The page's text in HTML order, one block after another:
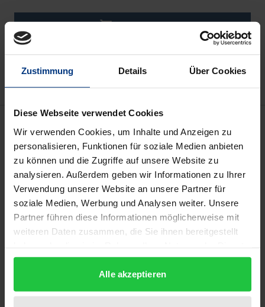
Zustimmung Details Über Cookies
Diese Webseite verwendet Cookies
Wir verwenden Cookies, um Inhalte und Anzeigen zu
personalisieren, Funktionen für soziale Medien anbieten
zu können und die Zugriffe auf unsere Website zu
analysieren. Außerdem geben wir Informationen zu Ihrer
Verwendung unserer Website an unsere Partner für
soziale Medien, Werbung und Analysen weiter. Unsere
Partner führen diese Informationen möglicherweise mit
weiteren Daten zusammen, die Sie ihnen bereitgestellt
gesammelt haben.
Alle akzeptieren
Add to Cart
Add to Wish List
Description
Die explorative Datenanalyse (EDA) umfasst eine
Reihe meist grafischer oder semigrafischer
Verfahren, die es ermöglichen, Daten und
Ergebnisse besser zu verstehen. Das Ziel der EDA ist
es Muster, Auffälligkeiten oder Zusammenhänge in
Daten zu entdecken. Im Hauptteil des Buches
werden die Grundtechniken zur Exploration von
Verteilungen, Zusammenhängen und multivariaten
Beziehungen vorgestellt. Die Grenzen zwischen der